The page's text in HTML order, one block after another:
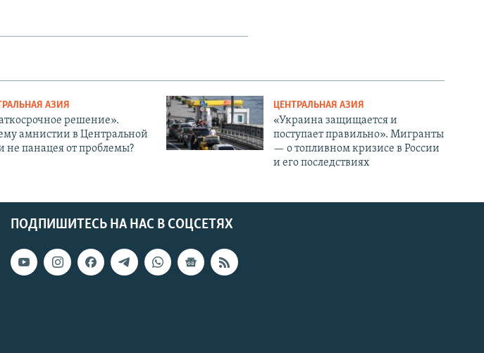
АЗИЯ
решение».
амнистии в Центральной
не панацея от проблемы?
ЦЕНТРАЛЬНАЯ АЗИЯ
«Украина защищается и
поступает правильно». Мигранты
— о топливном кризисе в России
и его последствиях
ПОДПИШИТЕСЬ НА НАС В СОЦСЕТЯХ